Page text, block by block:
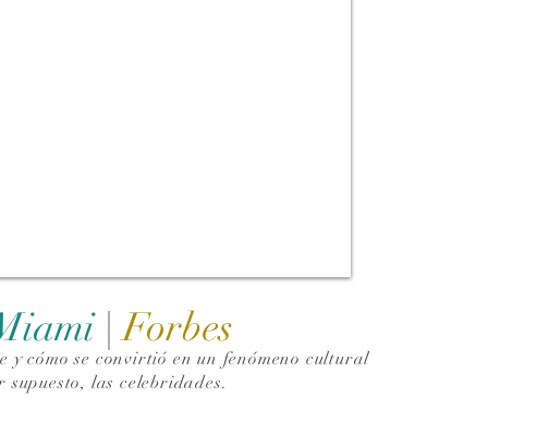
|Forbes
cómo se convirtió en un fenómeno cultural
las celebridades.